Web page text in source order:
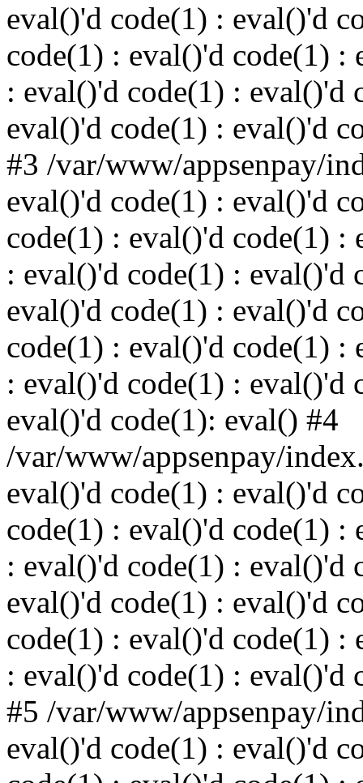
eval()'d code(1) : eval()'d
code(1) : eval()'d code(1) :
: eval()'d code(1) : eval()'d
eval()'d code(1) : eval()'d
#3 /var/www/appsenpay/
eval()'d code(1) : eval()'d
code(1) : eval()'d code(1) :
: eval()'d code(1) : eval()'d
eval()'d code(1) : eval()'d
code(1) : eval()'d code(1) :
: eval()'d code(1) : eval()'d
eval()'d code(1): eval() #4
/var/www/appsenpay/
eval()'d code(1) : eval()'d
code(1) : eval()'d code(1) :
: eval()'d code(1) : eval()'d
eval()'d code(1) : eval()'d
code(1) : eval()'d code(1) :
: eval()'d code(1) : eval()'d
#5 /var/www/appsenpay/
eval()'d code(1) : eval()'d